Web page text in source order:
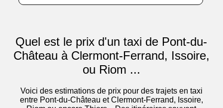
Quel est le prix d'un taxi de Pont-du-
Château à Clermont-Ferrand, Issoire,
ou Riom ...
Voici des estimations de prix pour des trajets en taxi
entre Pont-du-Château et Clermont-Ferrand, Issoire,